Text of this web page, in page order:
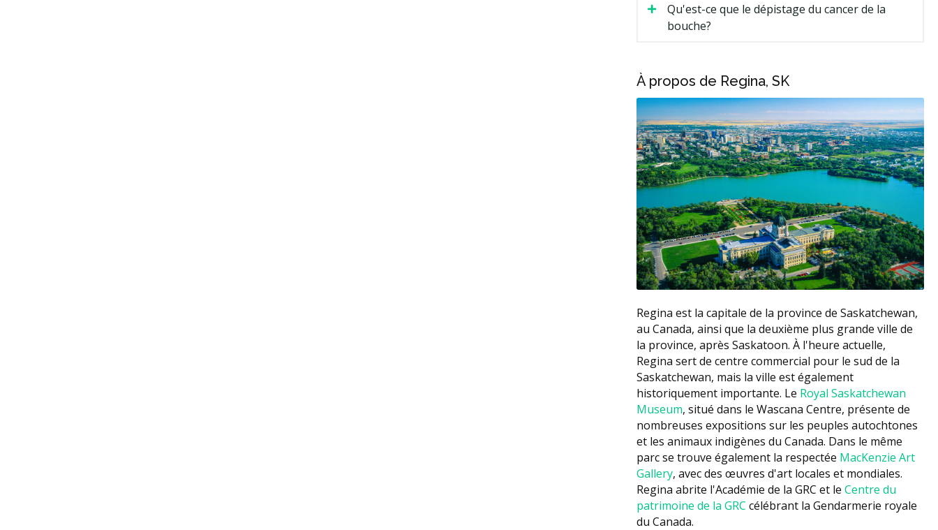
Qu'est-ce que le dépistage du cancer de la
bouche?
À propos de Regina, SK
Regina est la capitale de la province de Saskatchewan,
au Canada, ainsi que la deuxième plus grande ville de
la province, après Saskatoon. À l'heure actuelle,
Regina sert de centre commercial pour le sud de la
Saskatchewan, mais la ville est également
historiquement importante. Le Royal Saskatchewan
Museum, situé dans le Wascana Centre, présente de
nombreuses expositions sur les peuples autochtones
et les animaux indigènes du Canada. Dans le même
parc se trouve également la respectée MacKenzie Art
Gallery, avec des œuvres d'art locales et mondiales.
Regina abrite l'Académie de la GRC et le Centre du
patrimoine de la GRC célébrant la Gendarmerie royale
du Canada.